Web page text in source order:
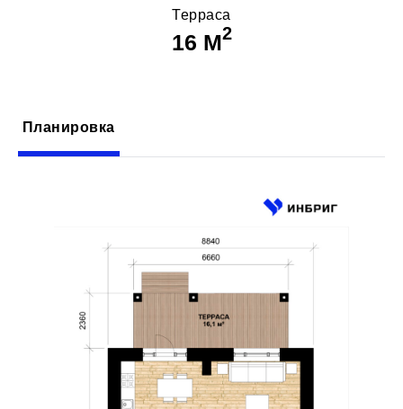
Терраса
16 М2
Планировка